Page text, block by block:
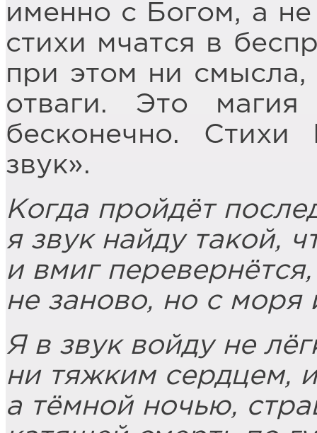
именно с Богом, а
стихи мчатся в
при этом ни
отваги. Это магия
бесконечно.
звук».
Когда пройдёт
я звук найду такой,
и вмиг
не заново, но с моря
Я в звук войду не
ни тяжким сердцем,
а тёмной ночью,